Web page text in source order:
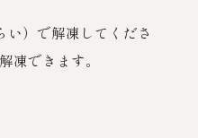
）で解凍してくださ
凍できます。